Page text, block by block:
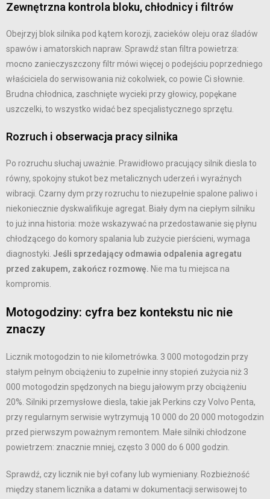
Zewnętrzna kontrola bloku, chłodnicy i filtrów
Obejrzyj blok silnika pod kątem korozji, zacieków oleju oraz śladów
spawów i amatorskich napraw. Sprawdź stan filtra powietrza:
mocno zanieczyszczony filtr mówi więcej o podejściu poprzedniego
właściciela do serwisowania niż cokolwiek, co powie Ci słownie.
Brudna chłodnica, zaschnięte wycieki przy głowicy, popękane
uszczelki, to wszystko widać bez specjalistycznego sprzętu.
Rozruch i obserwacja pracy silnika
Po rozruchu słuchaj uważnie. Prawidłowo pracujący silnik diesla to
równy, spokojny stukot bez metalicznych uderzeń i wyraźnych
wibracji. Czarny dym przy rozruchu to niezupełnie spalone paliwo i
niekoniecznie dyskwalifikuje agregat. Biały dym na ciepłym silniku
to już inna historia: może wskazywać na przedostawanie się płynu
chłodzącego do komory spalania lub zużycie pierścieni, wymaga
diagnostyki. Jeśli sprzedający odmawia odpalenia agregatu
przed zakupem, zakończ rozmowę. Nie ma tu miejsca na
kompromis.
Motogodziny: cyfra bez kontekstu nic nie
znaczy
Licznik motogodzin to nie kilometrówka. 3 000 motogodzin przy
stałym pełnym obciążeniu to zupełnie inny stopień zużycia niż 3
000 motogodzin spędzonych na biegu jałowym przy obciążeniu
20%. Silniki przemysłowe diesla, takie jak Perkins czy Volvo Penta,
przy regularnym serwisie wytrzymują 10 000 do 20 000 motogodzin
przed pierwszym poważnym remontem. Małe silniki chłodzone
powietrzem: znacznie mniej, często 3 000 do 6 000 godzin.
Sprawdź, czy licznik nie był cofany lub wymieniany. Rozbieżność
między stanem licznika a datami w dokumentacji serwisowej to